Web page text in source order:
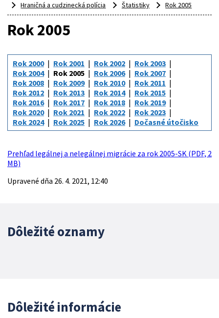
Hraničná a cudzinecká polícia
Štatistiky Rok 2005
Rok 2005
Rok 2000 Rok 2001 Rok 2002
Rok 2003
Rok 2004
Rok 2005 Rok 2006
Rok 2007
Rok 2008
Rok 2009 Rok 2010
Rok 2011
Rok 2012
Rok 2013 Rok 2014
Rok 2015
Rok 2016
Rok 2017 Rok 2018
Rok 2019
Rok 2020
Rok 2021 Rok 2022
Rok 2023
Rok 2024
Rok 2025 Rok 2026 Dočasné útočisko
Prehľad legálnej a nelegálnej migrácie za rok 2005-SK (PDF, 2
MB)
Upravené dňa 26. 4. 2021, 12:40
Dôležité oznamy
Dôležité informácie